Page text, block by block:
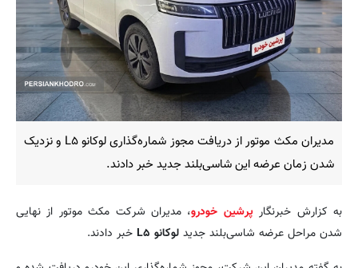
مدیران مکث موتور از دریافت مجوز شماره‌گذاری لوکانو L۵ و نزدیک
شدن زمان عرضه این شاسی‌بلند جدید خبر دادند.
به کزارش خبرنگارپرشین خودرو، مدیران شرکت مکث موتور از نهایی
شدن مراحل عرضه شاسی‌بلند جدید لوکانو L۵
خبر دادند.